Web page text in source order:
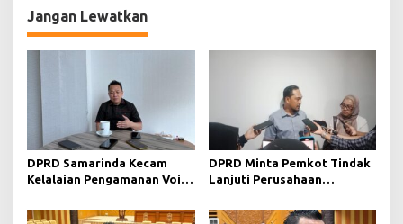
g
a
s
Jangan Lewatkan
DPRD Samarinda Kecam
Kelalaian Pengamanan Void
Korban Jiwa
DPRD Minta Pemkot Tindak
Lanjuti Perusahaan